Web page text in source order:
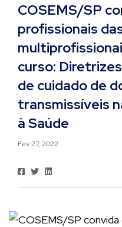
COSEMS/SP
profissionais
curso:
de cuidado de
transmissíveis
à Saúde
Fev 27, 2022